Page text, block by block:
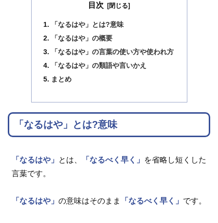
目次
「なるはや」とは?意味
「なるはや」の概要
「なるはや」の言葉の使い方や使われ方
「なるはや」の類語や言いかえ
まとめ
「なるはや」とは?意味
「なるはや」 とは、 「なるべく早く」
を省略し短くした
言葉です。
「なるはや」 の意味はそのまま 「なるべく早く」 です。